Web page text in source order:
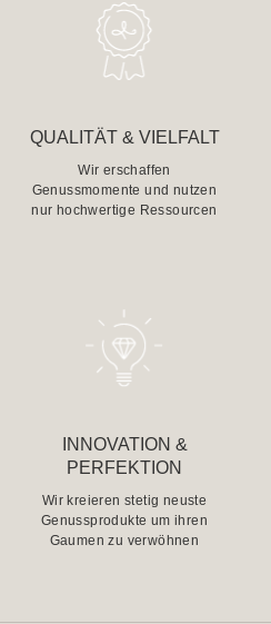
QUALITÄT & VIELFALT
Wir erschaffen
Genussmomente und nutzen
nur hochwertige Ressourcen
INNOVATION &
PERFEKTION
Wir kreieren stetig neuste
Genussprodukte um ihren
Gaumen zu verwöhnen